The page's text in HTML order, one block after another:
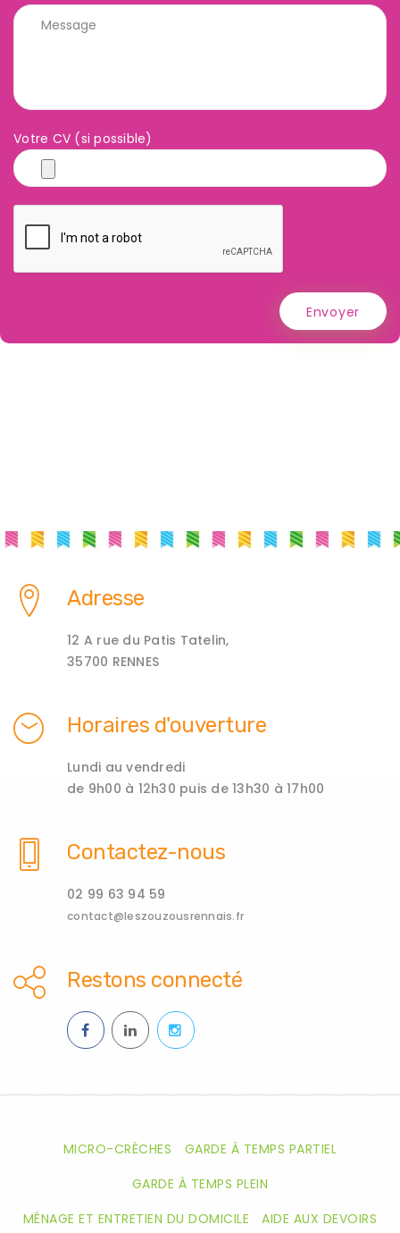
Votre CV (si possible)
Envoyer
Adresse
12 A rue du Patis Tatelin,
35700 RENNES
Horaires d'ouverture
Lundi au vendredi
de 9h00 à 12h30 puis de 13h30 à 17h00
Contactez-nous
02 99 63 94 59
contact@leszouzousrennais.fr
Restons connecté
MICRO-CRÈCHES
GARDE À TEMPS PARTIEL
GARDE À TEMPS PLEIN
MÉNAGE ET ENTRETIEN DU DOMICILE
AIDE AUX DEVOIRS